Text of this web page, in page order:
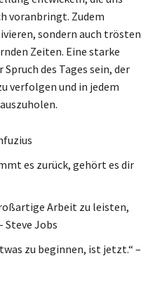
voranbringt. Zudem
sondern auch trösten
Zeiten. Eine starke
des Tages sein, der
verfolgen und in jedem
es zurück, gehört es dir
Arbeit zu leisten,
Steve Jobs
zu beginnen, ist jetzt.“ –